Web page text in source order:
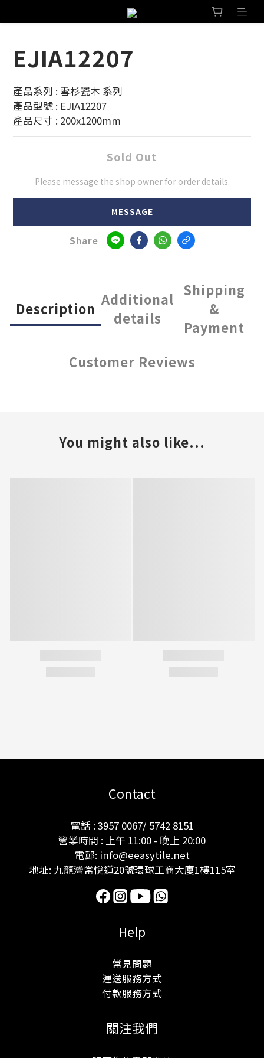
EJIA12207
產品系列 : 雪杉瓷木 系列
產品型號 : EJIA12207
產品尺寸 : 200x1200mm
Sold Out
Please message the shop owner for order details.
MESSAGE
Share
Description
Additional
details
Shipping
&
Payment
Customer Reviews
You might also like...
Contact
電話 : 3957 0067/ 5742 8151
營業時間 : 上午 11:00 - 晚上 20:00
電郵: info@eeasytile.net
地址: 九龍灣常悅道20號環球工商大廈1樓115室
Help
常見問題
運送服務方式
付款服務方式
關注我們